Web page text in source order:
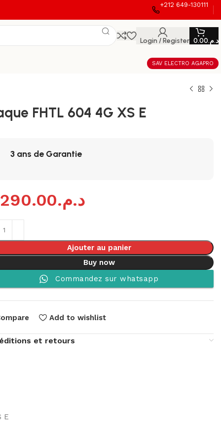
+212 649-130111
Login / Register د.م.0.00
SAV ELECTRO AGAPRO
FHTL 604 4G XS E
3 ans de Garantie
د.م.
Ajouter au panier
Buy now
Commandez sur whatsapp
Add to wishlist
et retours
E